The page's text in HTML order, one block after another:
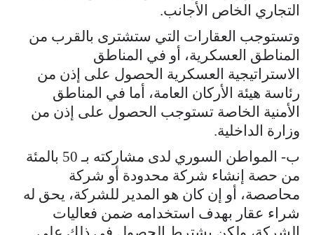
التجاري الخاص الأجانب.
وتستوجب العقارات التي ستشترى بالقرب من
المناطق العسكرية، أو في المناطق
الاستراتيجية العسكرية الحصول على إذن من
رئاسة هيئة الأركان العامة، أما في المناطق
الأمنية الخاصة تستوجب الحصول على إذن من
وزارة الداخلية.
ب- المواطن السوري لدى مشاركته بـ 50 بالمئة
من حصة إنشاء شركة محدودة أو شركة
محاصصة، أو إن كان هو المدير للشركة، يحق له
شراء عقار بهدف استخدامه ضمن فعاليات
الشركة، ولكن يشترط الحصول في ذلك على